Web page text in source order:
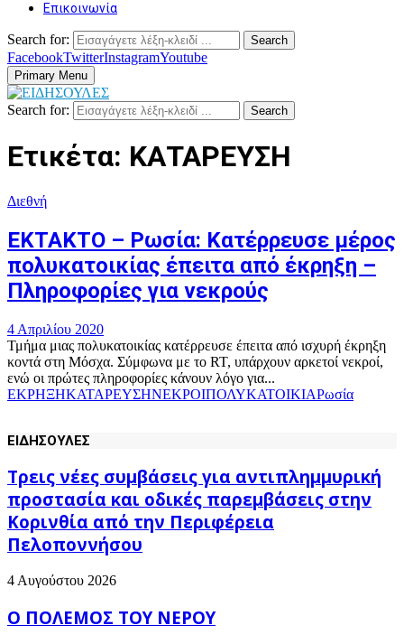
Επικοινωνία
Search for: Search
FacebookTwitterInstagramYoutube
Primary Menu
Search for: Search
Ετικέτα: ΚΑΤΑΡΕΥΣΗ
Διεθνή
ΕΚΤΑΚΤΟ – Ρωσία: Κατέρρευσε μέρος
πολυκατοικίας έπειτα από έκρηξη –
Πληροφορίες για νεκρούς
4 Απριλίου 2020
Τμήμα μιας πολυκατοικίας κατέρρευσε έπειτα από ισχυρή έκρηξη
κοντά στη Μόσχα. Σύμφωνα με το RT, υπάρχουν αρκετοί νεκροί,
ενώ οι πρώτες πληροφορίες κάνουν λόγο για...
ΕΚΡΗΞΗΚΑΤΑΡΕΥΣΗΝΕΚΡΟΙΠΟΛΥΚΑΤΟΙΚΙΑΡωσία
ΕΙΔΗΣΟΥΛΕΣ
Τρεις νέες συμβάσεις για αντιπλημμυρική
προστασία και οδικές παρεμβάσεις στην
Κορινθία από την Περιφέρεια
Πελοποννήσου
4 Αυγούστου 2026
Ο ΠΟΛΕΜΟΣ ΤΟΥ ΝΕΡΟΥ